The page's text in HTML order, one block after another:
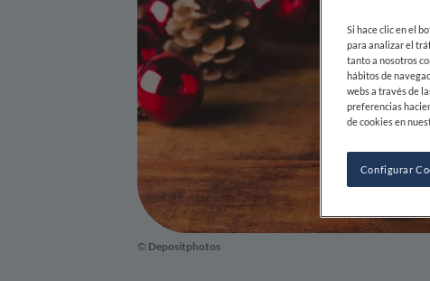
© Depositphotos
Si hace clic en el
para analizar el
tanto a nosotros
hábitos de
webs a través de
preferencias
de cookies en
Configurar